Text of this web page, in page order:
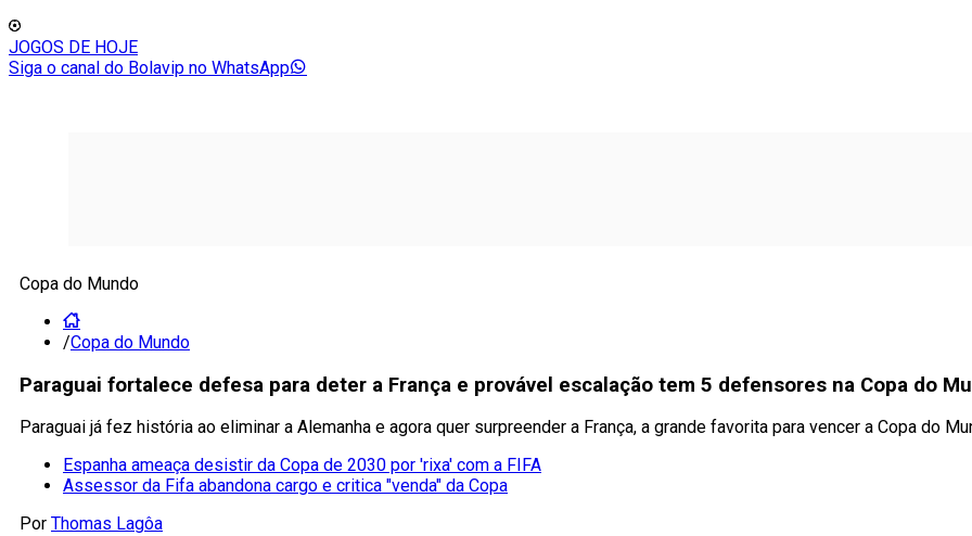
JOGOS DE HOJE
Siga o canal do Bolavip no WhatsApp
Copa do Mundo
/Copa do Mundo
Paraguai fortalece defesa para deter a França e provável escalação tem 5 defensores na Copa do
Paraguai já fez história ao eliminar a Alemanha e agora quer surpreender a França, a grande favorita para vencer a Copa do
Espanha ameaça desistir da Copa de 2030 por 'rixa' com a FIFA
Assessor da Fifa abandona cargo e critica "venda" da Copa
Por Thomas Lagôa